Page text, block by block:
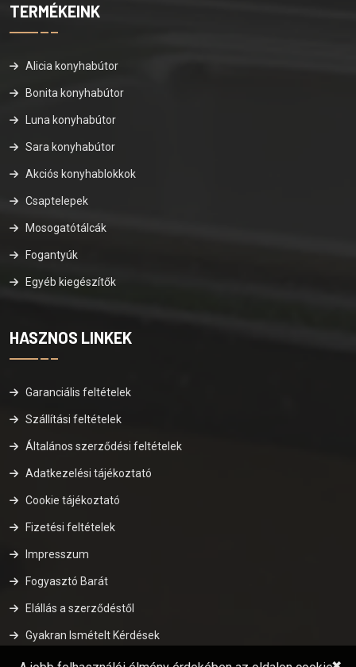
TERMÉKEINK
Alicia konyhabútor
Bonita konyhabútor
Luna konyhabútor
Sara konyhabútor
Akciós konyhablokkok
Csaptelepek
Mosogatótálcák
Fogantyúk
Egyéb kiegészítők
HASZNOS LINKEK
Garanciális feltételek
Szállítási feltételek
Általános szerződési feltételek
Adatkezelési tájékoztató
Cookie tájékoztató
Fizetési feltételek
Impresszum
Fogyasztó Barát
Elállás a szerződéstől
Gyakran Ismételt Kérdések